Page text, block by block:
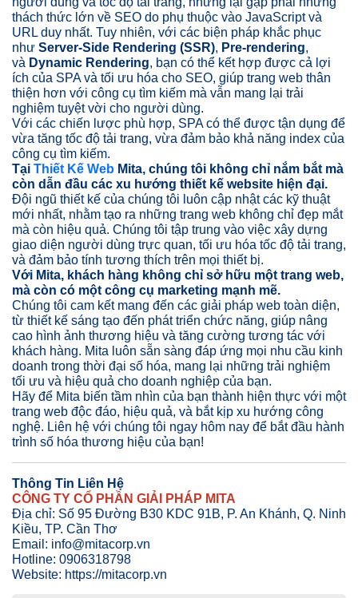
thách thức lớn về SEO do phụ thuộc vào JavaScript và
URL duy nhất. Tuy nhiên, với các biện pháp khắc phục
như Server-Side Rendering (SSR), Pre-rendering,
và Dynamic Rendering, bạn có thể kết hợp được cả lợi
ích của SPA và tối ưu hóa cho SEO, giúp trang web thân
thiện hơn với công cụ tìm kiếm mà vẫn mang lại trải
nghiệm tuyệt vời cho người dùng.
Với các chiến lược phù hợp, SPA có thể được tận dụng để
vừa tăng tốc độ tải trang, vừa đảm bảo khả năng index của
công cụ tìm kiếm.
Tại Thiết Kế Web Mita, chúng tôi không chỉ nắm bắt mà
còn dẫn đầu các xu hướng thiết kế website hiện đại.
Đội ngũ thiết kế của chúng tôi luôn cập nhật các kỹ thuật
mới nhất, nhằm tạo ra những trang web không chỉ đẹp mắt
mà còn hiệu quả. Chúng tôi tập trung vào việc xây dựng
giao diện người dùng trực quan, tối ưu hóa tốc độ tải trang,
và đảm bảo tính tương thích trên mọi thiết bị.
Với Mita, khách hàng không chỉ sở hữu một trang web,
mà còn có một công cụ marketing mạnh mẽ.
Chúng tôi cam kết mang đến các giải pháp web toàn diện,
từ thiết kế sáng tạo đến phát triển chức năng, giúp nâng
cao hình ảnh thương hiệu và tăng cường tương tác với
khách hàng. Mita luôn sẵn sàng đáp ứng mọi nhu cầu kinh
doanh trong thời đại số hóa, mang lại những trải nghiệm
tối ưu và hiệu quả cho doanh nghiệp của bạn.
Hãy để Mita biến tầm nhìn của bạn thành hiện thực với một
trang web độc đáo, hiệu quả, và bắt kịp xu hướng công
nghệ. Liên hệ với chúng tôi ngay hôm nay để bắt đầu hành
trình số hóa thương hiệu của bạn!
Thông Tin Liên Hệ
CÔNG TY CỔ PHẦN GIẢI PHÁP MITA
Địa chỉ: Số 95 Đường B30 KDC 91B, P. An Khánh, Q. Ninh
Kiều, TP. Cần Thơ
Email: info@mitacorp.vn
Hotline: 0906318798
Website: https://mitacorp.vn